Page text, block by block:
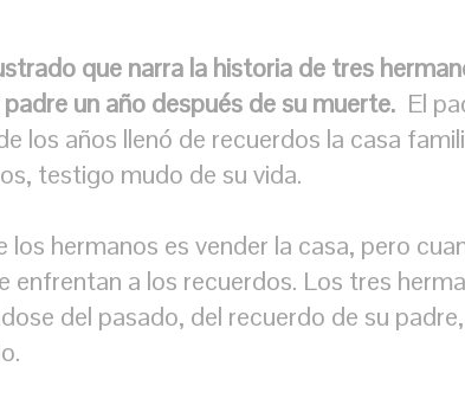
que narra la historia de tres
un año después de su muerte. El
los años llenó de recuerdos la casa
testigo mudo de su vida.
los hermanos es vender la casa, pero
enfrentan a los recuerdos. Los tres
del pasado, del recuerdo de su